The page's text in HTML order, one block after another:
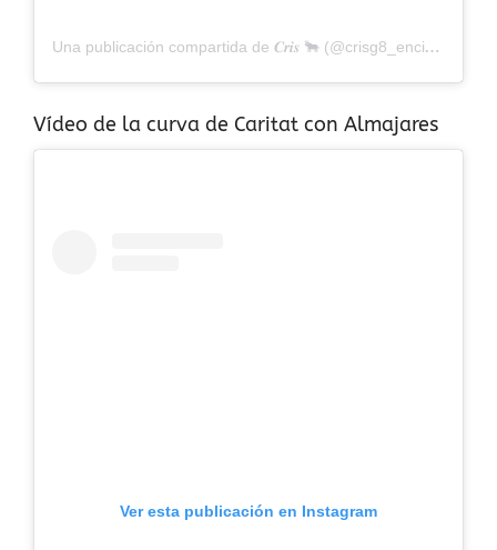
Una publicación compartida de 𝑪𝒓𝒊𝒔 🐂 (@crisg8_encierros)
Vídeo de la curva de Caritat con Almajares
Ver esta publicación en Instagram